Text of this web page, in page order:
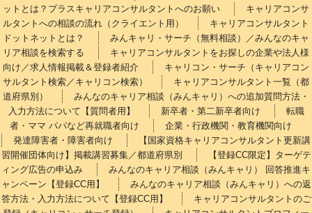
ットとは？プラスキャリアコンサルタントへのお願い
キャリアコンサ
ルタントへの相談の流れ（クライエント用）
キャリアコンサルタント
ドットネットとは？
みんキャリ・サーチ（無料相談）／みんなのキャ
リア相談を検索する
キャリアコンサルタントをお探しの企業や法人様
向け／求人情報掲載＆登録者紹介
キャリコン・サーチ（キャリアコン
サルタント検索／キャリコン検索）
キャリアコンサルタント一覧（都
道府県別）
みんなのキャリア相談（みんキャリ）への追加質問方法・
入力方法について【質問者用】
新卒者・第二新卒者向け
転職
者・ママ パパなど再就職者向け
企業・行政機関・教育機関向け
発達障害者・障害者向け
【国家資格キャリアコンサルタント更新講
習開催団体向け】掲載講習募集／都道府県別
【登録CC限定】ターゲテ
ィング広告の申込み
みんなのキャリア相談（みんキャリ） 回答推進キ
ャンペーン【登録CC用】
みんなのキャリア相談（みんキャリ）への返
答方法・入力方法について【登録CC用】
キャリアコンサルタントのご